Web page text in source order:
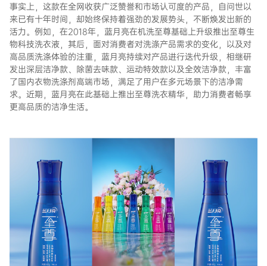
事实上，这款在全网收获广泛赞誉和市场认可度的产品，自问世以
来已有十年时间，却始终保持着强劲的发展势头，不断焕发出新的
活力。例如，在2018年，蓝月亮在机洗至尊基础上升级推出至尊生
物科技洗衣液，其后，面对消费者对洗涤产品需求的变化，以及对
高品质洗涤体验的注重，蓝月亮持续对产品进行迭代升级，相继研
发出深层洁净款、除菌去味款、运动特效款以及全效洁净款，丰富
了国内衣物洗涤剂高端市场，满足了用户在多元场景下的洁净需
求。近期，蓝月亮在此基础上推出至尊洗衣精华，助力消费者畅享
更高品质的洁净生活。